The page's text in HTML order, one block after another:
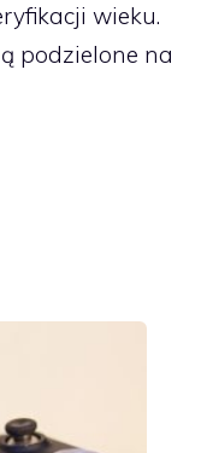
wieku.
podzielone na